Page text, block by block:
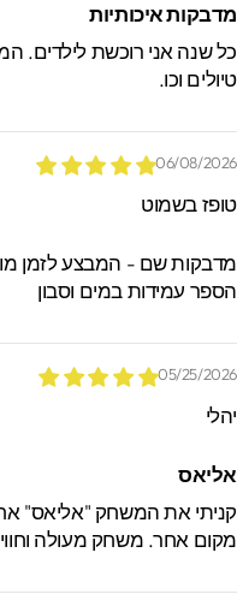
איכותיות
שנה אני רוכשת לילדים.
וכו.
06/08/
בשמוט
שם - המבצע לזמן
עמידות במים וסבון
05/25/
את המשחק "אליאס"
אחר. משחק מעולה